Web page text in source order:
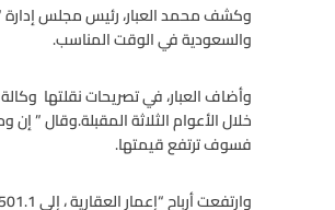
وكشف محمد العبار، رئيس مجلس إدارة
والسعودية في الوقت المناسب.
وأضاف العبار، في تصريحات نقلتها
خلال الأعوام الثلاثة المقبلة.وقال ”
فسوف ترتفع قيمتها.